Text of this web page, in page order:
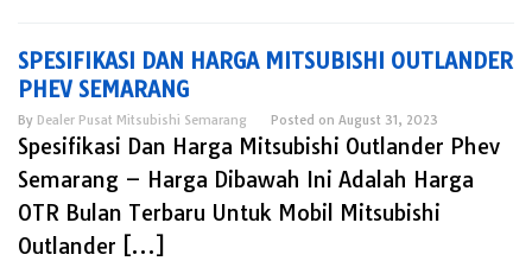
SPESIFIKASI DAN HARGA MITSUBISHI OUTLANDER
PHEV SEMARANG
By Dealer Pusat Mitsubishi Semarang Posted on August 31, 2023
Spesifikasi Dan Harga Mitsubishi Outlander Phev
Semarang – Harga Dibawah Ini Adalah Harga
OTR Bulan Terbaru Untuk Mobil Mitsubishi
Outlander […]